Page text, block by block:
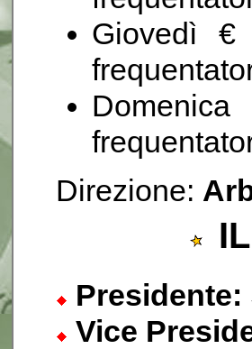
Giovedì
Direzione:
Presidente:
Vice